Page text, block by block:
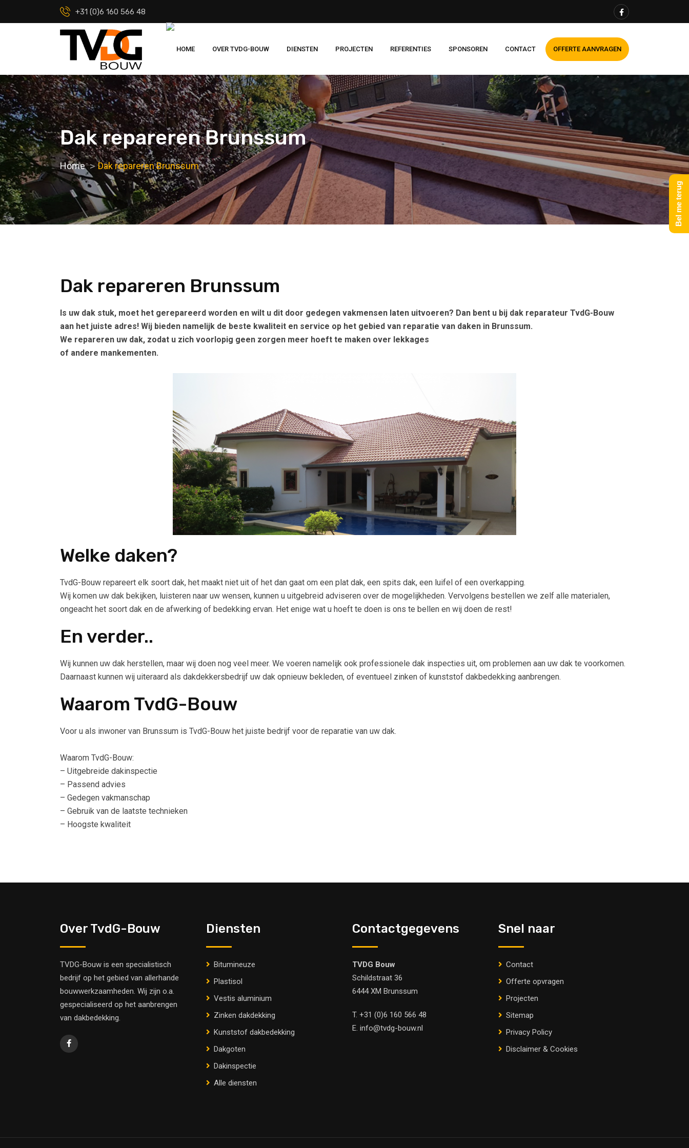
+31 (0)6 160 566 48
HOME OVER TVDG-BOUW DIENSTEN PROJECTEN REFERENTIES SPONSOREN CONTACT OFFERTE AANVRAGEN
Dak repareren Brunssum
Home Dak repareren Brunssum
Dak repareren Brunssum
Is uw dak stuk, moet het gerepareerd worden en wilt u dit door gedegen vakmensen laten uitvoeren? Dan bent u bij dak reparateur TvdG-Bouw
aan het juiste adres! Wij bieden namelijk de beste kwaliteit en service op het gebied van reparatie van daken in Brunssum.
We repareren uw dak, zodat u zich voorlopig geen zorgen meer hoeft te maken over lekkages
of andere mankementen.
Welke daken?
TvdG-Bouw repareert elk soort dak, het maakt niet uit of het dan gaat om een plat dak, een spits dak, een luifel of een overkapping.
Wij komen uw dak bekijken, luisteren naar uw wensen, kunnen u uitgebreid adviseren over de mogelijkheden. Vervolgens bestellen we zelf alle materialen,
ongeacht het soort dak en de afwerking of bedekking ervan. Het enige wat u hoeft te doen is ons te bellen en wij doen de rest!
En verder..
Wij kunnen uw dak herstellen, maar wij doen nog veel meer. We voeren namelijk ook professionele dak inspecties uit, om problemen aan uw dak te voorkomen.
Daarnaast kunnen wij uiteraard als dakdekkersbedrijf uw dak opnieuw bekleden, of eventueel zinken of kunststof dakbedekking aanbrengen.
Waarom TvdG-Bouw
Voor u als inwoner van Brunssum is TvdG-Bouw het juiste bedrijf voor de reparatie van uw dak.
Waarom TvdG-Bouw:
– Uitgebreide dakinspectie
– Passend advies
– Gedegen vakmanschap
– Gebruik van de laatste technieken
– Hoogste kwaliteit
Over TvdG-Bouw
TVDG-Bouw is een specialistisch
bedrijf op het gebied van allerhande
bouwwerkzaamheden. Wij zijn o.a.
gespecialiseerd op het aanbrengen
van dakbedekking.
Diensten
Bitumineuze
Plastisol
Vestis aluminium
Zinken dakdekking
Kunststof dakbedekking
Dakgoten
Dakinspectie
Alle diensten
Contactgegevens
TVDG Bouw
Schildstraat 36
6444 XM Brunssum
T. +31 (0)6 160 566 48
E. info@tvdg-bouw.nl
Snel naar
Contact
Offerte opvragen
Projecten
Sitemap
Privacy Policy
Disclaimer & Cookies
Bel me terug